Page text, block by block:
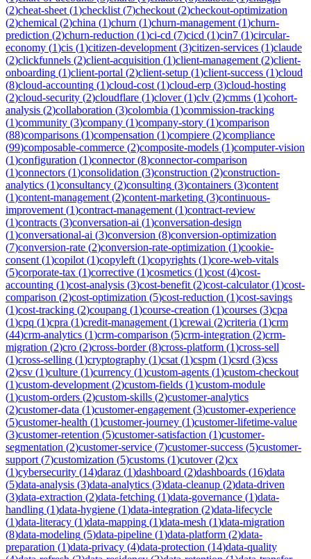
(2)cheat-sheet (1)checklist (7)checkout (2)checkout-optimization
(2)chemical (2)china (1)churn (1)churn-management (1)churn-
prediction (2)churn-reduction (1)ci-cd (7)cicd (1)cin7 (1)circular-
economy (1)cis (1)citizen-development (3)citizen-services (1)claude
(2)clickfunnels (2)client-acquisition (1)client-management (2)client-
onboarding (1)client-portal (2)client-setup (1)client-success (1)cloud
(8)cloud-accounting (1)cloud-cost (1)cloud-erp (3)cloud-hosting
(2)cloud-security (2)cloudflare (1)clover(1)clv (2)cmms (1)cohort-
analysis (2)collaboration (3)colombia (1)commission-tracking
(1)community (3)company (1)company-story (1)comparison
(88)comparisons (1)compensation (1)compiere (2)compliance
(99)composable-commerce (2)composite-models (1)computer-vision
(1)configuration (1)connector(8)connector-comparison
(1)connectors (1)consolidation (3)construction (2)construction-
analytics (1)consultancy (2)consulting (3)containers (3)content
(1)content-management (2)content-marketing (3)continuous-
improvement (1)contract-management (1)contract-review
(1)contracts (3)conversation-ai (1)conversation-design
(1)conversational-ai (3)conversion (8)conversion-optimization
(7)conversion-rate (2)conversion-rate-optimization (1)cookie-
consent (1)copilot (1)copyleft (1)copyrights (1)core-web-vitals
(5)corporate-tax (1)corrective (1)cosmetics (1)cost (4)cost-
accounting (1)cost-analysis (3)cost-benefit (2)cost-calculator(1)cost-
comparison (2)cost-optimization (5)cost-reduction (1)cost-savings
(1)cost-tracking (2)coupang (1)course-creation (1)courses (3)cpa
(1)cpq (1)cpra (1)credit-management (1)crewai (2)criteria (1)crm
(44)crm-analytics (1)crm-comparison (5)crm-integration (2)crm-
migration (2)cro (2)cross-border(8)cross-platform (1)cross-sell
(1)cross-selling (1)cryptography (1)csat (1)cspm (1)csrd (3)css
(2)csv (1)culture (1)currency (1)custom-agents (1)custom-checkout
(1)custom-development (2)custom-fields (1)custom-module
(1)custom-orders (2)custom-skills (2)customer-analytics
(2)customer-data (1)customer-engagement (3)customer-experience
(5)customer-health (1)customer-journey (1)customer-lifetime-value
(3)customer-retention (5)customer-satisfaction (1)customer-
segmentation (2)customer-service (7)customer-success (5)customer-
support (7)customization (5)customs (1)cutover(2)cx
(1)cybersecurity (14)daraz (1)dashboard (2)dashboards (16)data
(5)data-analysis (3)data-analytics (3)data-cleanup (2)data-driven
(3)data-extraction (2)data-fetching (1)data-governance (1)data-
handling (1)data-hygiene (1)data-integration (2)data-lifecycle
(1)data-literacy (1)data-mapping (1)data-mesh (1)data-migration
(8)data-modeling (5)data-pipeline (1)data-platform (2)data-
preparation (1)data-privacy (4)data-protection (14)data-quality